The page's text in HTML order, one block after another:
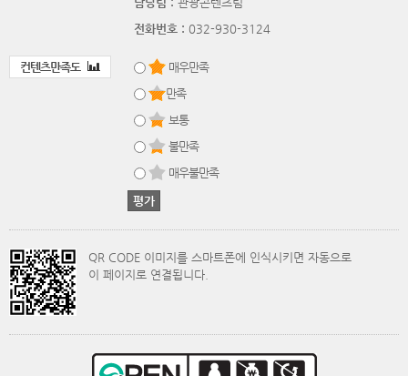
전화번호 : 032-930-3124
컨텐츠만족도
매우만족
만족
보통
불만족
매우불만족
QR CODE 이미지를 스마트폰에 인식시키면 자동으로
이 페이지로 연결됩니다.